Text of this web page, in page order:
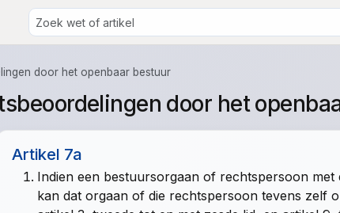
door het openbaar bestuur
door het
Artikel 7a
Indien een bestuursorgaan of rechtspersoon
kan dat orgaan of die rechtspersoon tevens zelf